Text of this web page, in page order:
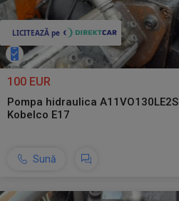
100 EUR
Pompa hidraulica
Kobelco E17
Sună